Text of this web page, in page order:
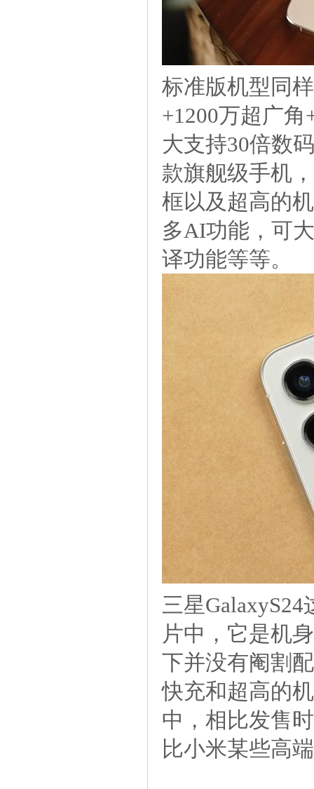
标准版机型同
+1200万超广
大支持30倍数
款旗舰级手机
框以及超高的
多AI功能，可
译功能等等。
三星
片中，它是机
下并没有阉割
快充和超高的
中，相比发售
比小米某些高